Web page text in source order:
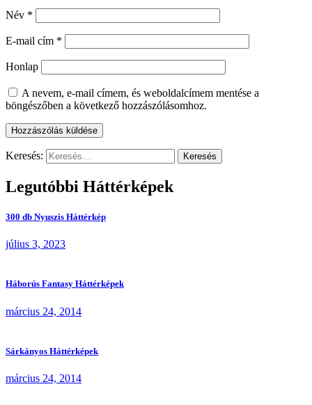
Név *
E-mail cím *
Honlap
A nevem, e-mail címem, és weboldalcímem mentése a
böngészőben a következő hozzászólásomhoz.
Keresés:
Legutóbbi Háttérképek
300 db Nyuszis Háttérkép
július 3, 2023
Háborús Fantasy Háttérképek
március 24, 2014
Sárkányos Háttérképek
március 24, 2014